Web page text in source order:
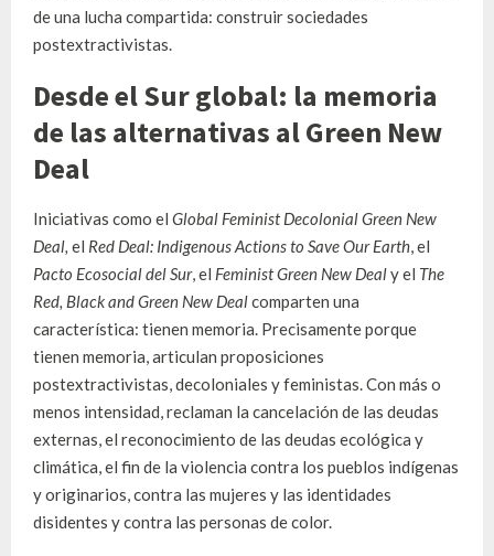
de una lucha compartida: construir sociedades
postextractivistas.
Desde el Sur global: la memoria
de las alternativas al Green New
Deal
Iniciativas como el Global Feminist Decolonial Green New
Deal, el Red Deal: Indigenous Actions to Save Our Earth, el
Pacto Ecosocial del Sur, el Feminist Green New Dealy el The
Red, Black and Green New Dealcomparten una
característica: tienen memoria. Precisamente porque
tienen memoria, articulan proposiciones
postextractivistas, decoloniales y feministas. Con más o
menos intensidad, reclaman la cancelación de las deudas
externas, el reconocimiento de las deudas ecológica y
climática, el fin de la violencia contra los pueblos indígenas
y originarios, contra las mujeres y las identidades
disidentes y contra las personas de color.